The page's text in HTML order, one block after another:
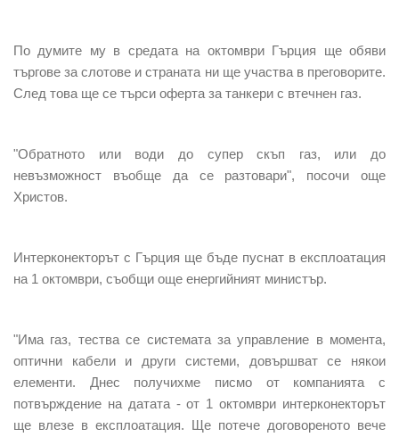
По думите му в средата на октомври Гърция ще обяви
търгове за слотове и страната ни ще участва в преговорите.
След това ще се търси оферта за танкери с втечнен газ.
"Обратното или води до супер скъп газ, или до
невъзможност въобще да се разтовари", посочи още
Христов.
Интерконекторът с Гърция ще бъде пуснат в експлоатация
на 1 октомври, съобщи още енергийният министър.
"Има газ, тества се системата за управление в момента,
оптични кабели и други системи, довършват се някои
елементи. Днес получихме писмо от компанията с
потвърждение на датата - от 1 октомври интерконекторът
ще влезе в експлоатация. Ще потече договореното вече